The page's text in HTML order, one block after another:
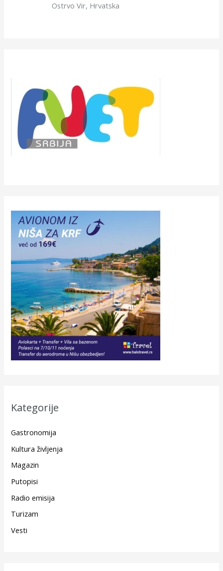
Ostrvo Vir, Hrvatska
Kategorije
Gastronomija
Kultura življenja
Magazin
Putopisi
Radio emisija
Turizam
Vesti